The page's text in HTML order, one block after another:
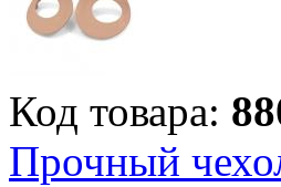
Код товара:
Прочный